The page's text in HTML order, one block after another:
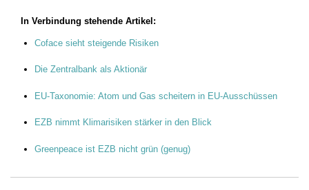
In Verbindung stehende Artikel:
Coface sieht steigende Risiken
Die Zentralbank als Aktionär
EU-Taxonomie: Atom und Gas scheitern in EU-Ausschüssen
EZB nimmt Klimarisiken stärker in den Blick
Greenpeace ist EZB nicht grün (genug)